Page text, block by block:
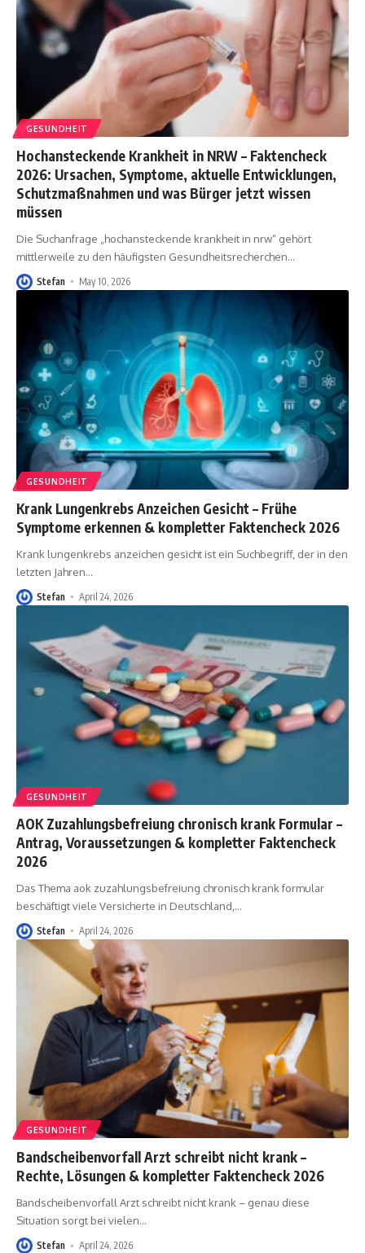
GESUNDHEIT
Hochansteckende Krankheit in NRW – Faktencheck
2026: Ursachen, Symptome, aktuelle Entwicklungen,
Schutzmaßnahmen und was Bürger jetzt wissen
müssen
Die Suchanfrage „hochansteckende krankheit in nrw“ gehört
mittlerweile zu den häufigsten Gesundheitsrecherchen…
Stefan May 10, 2026
GESUNDHEIT
Krank Lungenkrebs Anzeichen Gesicht – Frühe
Symptome erkennen & kompletter Faktencheck 2026
Krank lungenkrebs anzeichen gesicht ist ein Suchbegriff, der in den
letzten Jahren…
Stefan April 24, 2026
GESUNDHEIT
AOK Zuzahlungsbefreiung chronisch krank Formular –
Antrag, Voraussetzungen & kompletter Faktencheck
2026
Das Thema aok zuzahlungsbefreiung chronisch krank formular
beschäftigt viele Versicherte in Deutschland, …
Stefan April 24, 2026
GESUNDHEIT
Bandscheibenvorfall Arzt schreibt nicht krank –
Rechte, Lösungen & kompletter Faktencheck 2026
Bandscheibenvorfall Arzt schreibt nicht krank – genau diese
Situation sorgt bei vielen…
Stefan April 24, 2026